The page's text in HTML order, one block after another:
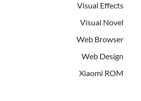
Visual Effects
Visual Novel
Web Browser
Web Design
Xiaomi ROM